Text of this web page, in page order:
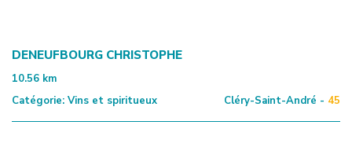
DENEUFBOURG CHRISTOPHE
10.56 km
Catégorie: Vins et spiritueux Cléry-Saint-André - 45